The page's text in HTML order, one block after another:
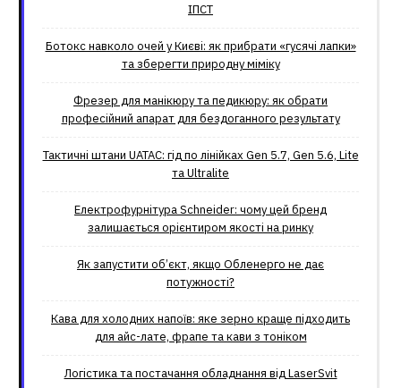
ІПСТ
Ботокс навколо очей у Києві: як прибрати «гусячі лапки»
та зберегти природну міміку
Фрезер для манікюру та педикюру: як обрати
професійний апарат для бездоганного результату
Тактичні штани UATAC: гід по лінійках Gen 5.7, Gen 5.6, Lite
та Ultralite
Електрофурнітура Schneider: чому цей бренд
залишається орієнтиром якості на ринку
Як запустити об’єкт, якщо Обленерго не дає
потужності?
Кава для холодних напоїв: яке зерно краще підходить
для айс-лате, фрапе та кави з тоніком
Логістика та постачання обладнання від LaserSvit